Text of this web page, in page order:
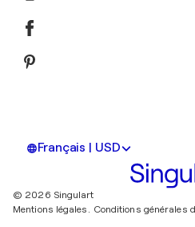
Français | USD
© 2026 Singulart
Mentions légales. Conditions générales